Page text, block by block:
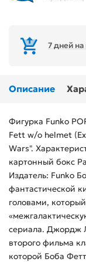
7 дней на
Описание
Фигурка Funko
Fett w/o helmet
Wars".
картонный бокс
Издатель: Funko
фантастической
головами,
сериала. Джордж
второго фильма
которой Боба